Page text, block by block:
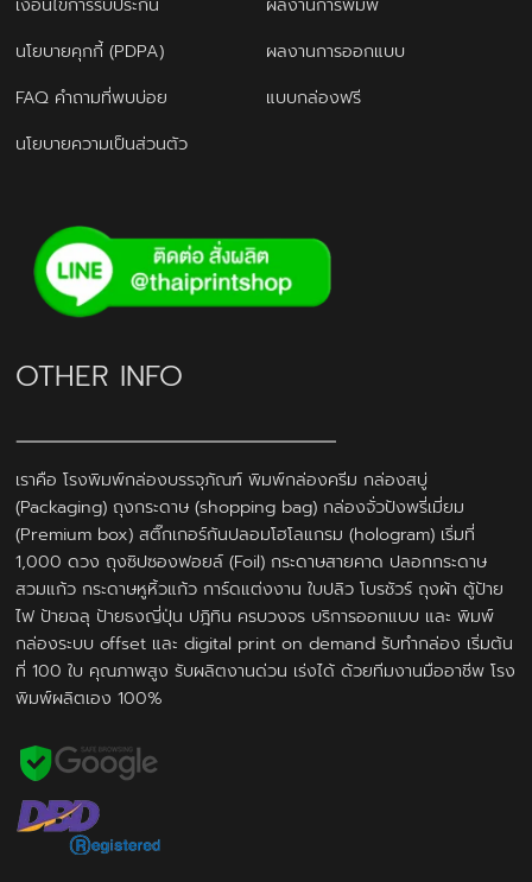
นโยบายคุกกี้ (PDPA)
ผลงานการออกแบบ
FAQ คำถามที่พบบ่อย
แบบกล่องฟรี
นโยบายความเป็นส่วนตัว
OTHER INFO
เราคือ โรงพิมพ์กล่องบรรจุภัณฑ์ พิมพ์กล่องครีม กล่องสบู่
(Packaging) ถุงกระดาษ (shopping bag) กล่องจั่วปังพรี่เมี่ยม
(Premium box) สติ๊กเกอร์กันปลอมโฮโลแกรม (hologram) เริ่มที่
1,000 ดวง ถุงซิปซองฟอยล์ (Foil) กระดาษสายคาด ปลอกกระดาษ
สวมแก้ว กระดาษหูหิ้วแก้ว การ์ดแต่งงาน ใบปลิว โบรชัวร์ ถุงผ้า ตู้ป้าย
ไฟ ป้ายฉลุ ป้ายธงญี่ปุ่น ปฎิทิน ครบวงจร บริการออกแบบ และ พิมพ์
กล่องระบบ offset และ digital print on demand รับทำกล่อง เริ่มต้น
ที่ 100 ใบ คุณภาพสูง รับผลิตงานด่วน เร่งได้ ด้วยทีมงานมืออาชีพ โรง
พิมพ์ผลิตเอง 100%